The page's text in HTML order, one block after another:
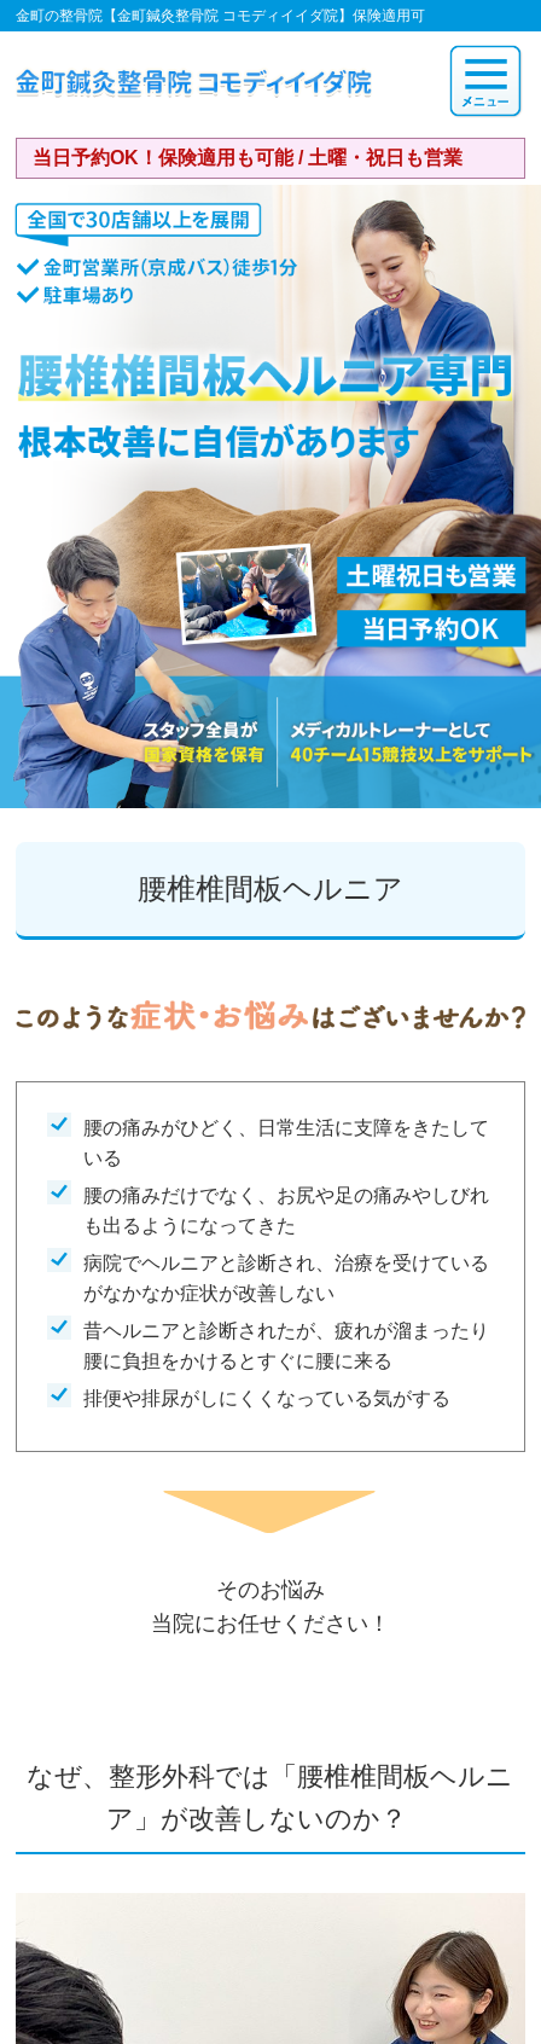
金町の整骨院【金町鍼灸整骨院 コモディイイダ院】保険適用可
当日予約OK！保険適用も可能 / 土曜・祝日も営業
腰椎椎間板ヘルニア
腰の痛みがひどく、日常生活に支障をきたして
いる
腰の痛みだけでなく、お尻や足の痛みやしびれ
も出るようになってきた
病院でヘルニアと診断され、治療を受けている
がなかなか症状が改善しない
昔ヘルニアと診断されたが、疲れが溜まったり
腰に負担をかけるとすぐに腰に来る
排便や排尿がしにくくなっている気がする
そのお悩み
当院にお任せください！
なぜ、整形外科では「腰椎椎間板ヘルニ
ア」が改善しないのか？